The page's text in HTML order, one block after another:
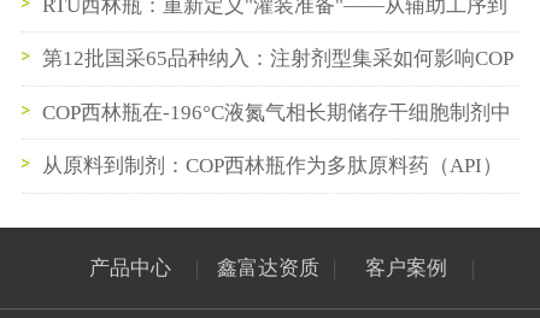
RTU西林瓶：重新定义"灌装准备"——从辅助工序到
即插即用
第12批国采65品种纳入：注射剂型集采如何影响COP
西林瓶与预灌封供应链
COP西林瓶在-196°C液氮气相长期储存干细胞制剂中
的性能验证
从原料到制剂：COP西林瓶作为多肽原料药（API）
产品中心 | 鑫富达资质 | 客户案例 |